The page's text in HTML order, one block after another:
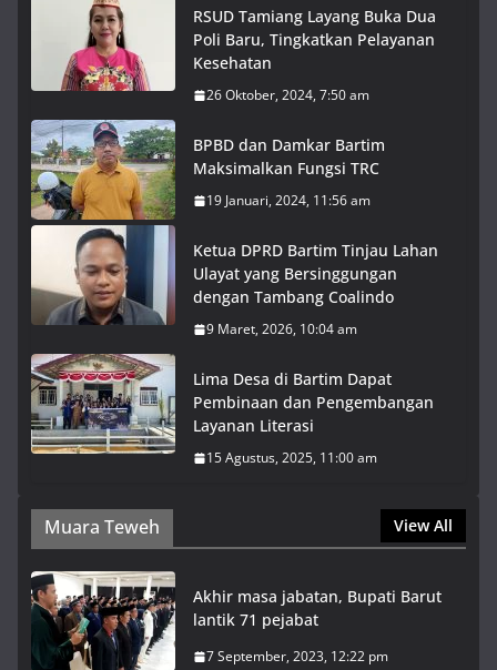
RSUD Tamiang Layang Buka Dua
Poli Baru, Tingkatkan Pelayanan
Kesehatan
26 Oktober, 2024, 7:50 am
BPBD dan Damkar Bartim
Maksimalkan Fungsi TRC
19 Januari, 2024, 11:56 am
Ketua DPRD Bartim Tinjau Lahan
Ulayat yang Bersinggungan
dengan Tambang Coalindo
9 Maret, 2026, 10:04 am
Lima Desa di Bartim Dapat
Pembinaan dan Pengembangan
Layanan Literasi
15 Agustus, 2025, 11:00 am
Muara Teweh View All
Akhir masa jabatan, Bupati Barut
lantik 71 pejabat
7 September, 2023, 12:22 pm